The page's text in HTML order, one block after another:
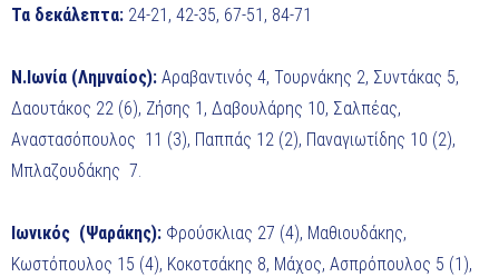
Τα δεκάλεπτα: 24-21, 42-35, 67-51, 84-71
Ν.Ιωνία (Λημναίος): Αραβαντινός 4, Τουρνάκης 2, Συντάκας 5,
Δαουτάκος 22 (6), Ζήσης 1, Δαβουλάρης 10, Σαλπέας,
Αναστασόπουλος 11 (3), Παππάς 12 (2), Παναγιωτίδης 10 (2),
Μπλαζουδάκης 7.
Ιωνικός (Ψαράκης): Φρούσκλιας 27 (4), Μαθιουδάκης,
Κωστόπουλος 15 (4), Κοκοτσάκης 8, Μάχος, Ασπρόπουλος 5 (1),